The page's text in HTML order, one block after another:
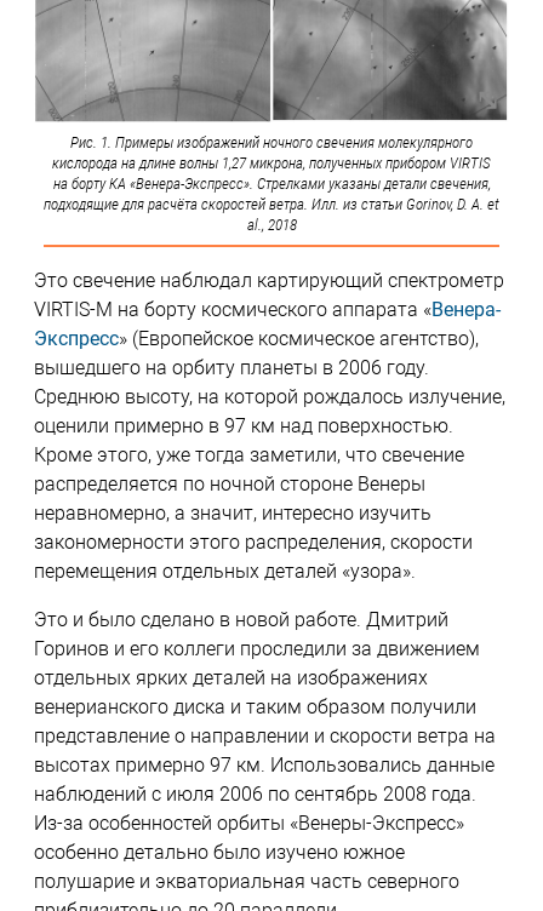
Рис. 1. Примеры изображений ночного свечения молекулярного
кислорода на длине волны 1,27 микрона, полученных прибором VIRTIS
на борту КА «Венера-Экспресс». Стрелками указаны детали свечения,
подходящие для расчёта скоростей ветра. Илл. из статьи Gorinov, D. A. et
al., 2018
Это свечение наблюдал картирующий спектрометр
VIRTIS-М на борту космического аппарата «Венера-
Экспресс» (Европейское космическое агентство),
вышедшего на орбиту планеты в 2006 году.
Среднюю высоту, на которой рождалось излучение,
оценили примерно в 97 км над поверхностью.
Кроме этого, уже тогда заметили, что свечение
распределяется по ночной стороне Венеры
неравномерно, а значит, интересно изучить
закономерности этого распределения, скорости
перемещения отдельных деталей «узора».
Это и было сделано в новой работе. Дмитрий
Горинов и его коллеги проследили за движением
отдельных ярких деталей на изображениях
венерианского диска и таким образом получили
представление о направлении и скорости ветра на
высотах примерно 97 км. Использовались данные
наблюдений с июля 2006 по сентябрь 2008 года.
Из-за особенностей орбиты «Венеры-Экспресс»
особенно детально было изучено южное
полушарие и экваториальная часть северного